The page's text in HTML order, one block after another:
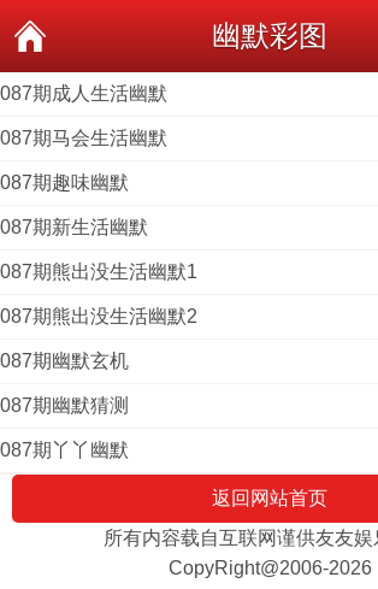
幽默彩图
087期成人生活幽默
087期马会生活幽默
087期趣味幽默
087期新生活幽默
087期熊出没生活幽默1
087期熊出没生活幽默2
087期幽默玄机
087期幽默猜测
087期丫丫幽默
返回网站首页
所有内容载自互联网谨供友友娱
CopyRight@2006-2026